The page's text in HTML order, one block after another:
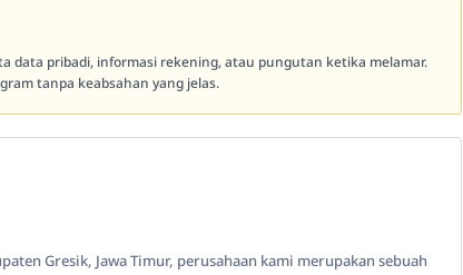
data pribadi, informasi rekening, atau pungutan ketika melamar.
tanpa keabsahan yang jelas.
Gresik, Jawa Timur, perusahaan kami merupakan sebuah